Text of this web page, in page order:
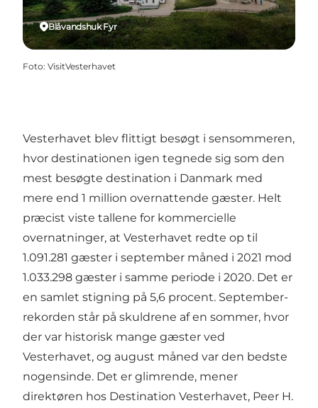
Blåvandshuk Fyr
Foto: VisitVesterhavet
Vesterhavet blev flittigt besøgt i sensommeren,
hvor destinationen igen tegnede sig som den
mest besøgte destination i Danmark med
mere end 1 million overnattende gæster. Helt
præcist viste tallene for kommercielle
overnatninger, at Vesterhavet redte op til
1.091.281 gæster i september måned i 2021 mod
1.033.298 gæster i samme periode i 2020. Det er
en samlet stigning på 5,6 procent. September-
rekorden står på skuldrene af en sommer, hvor
der var historisk mange gæster ved
Vesterhavet, og august måned var den bedste
nogensinde. Det er glimrende, mener
direktøren hos Destination Vesterhavet, Peer H.